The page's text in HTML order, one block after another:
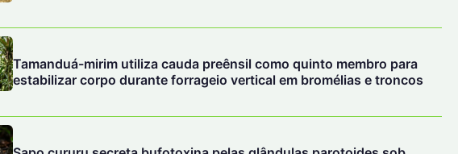
Tamanduá-mirim utiliza cauda preênsil como quinto membro para
estabilizar corpo durante forrageio vertical em bromélias e troncos